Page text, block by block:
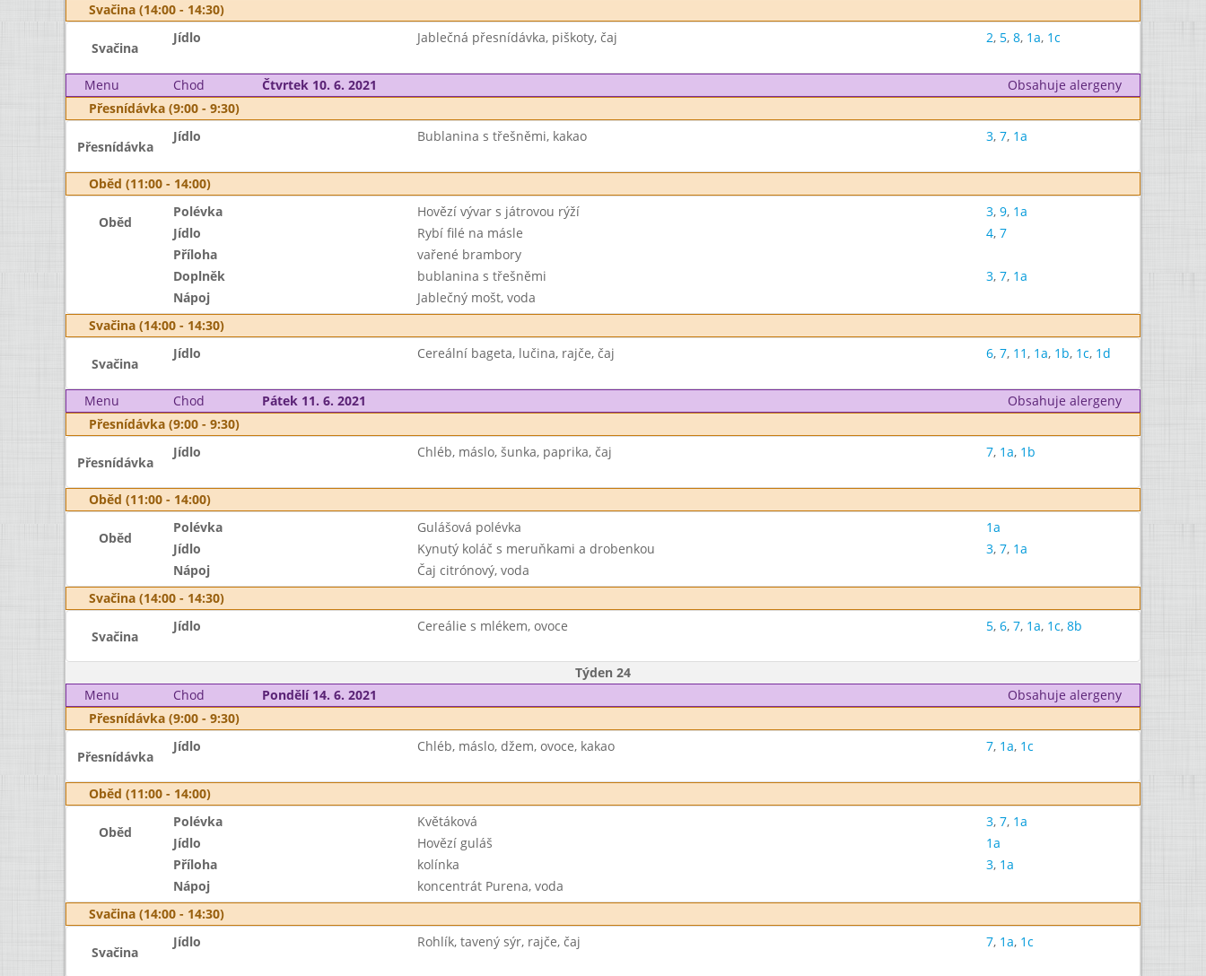
Svačina (14:00 - 14:30)
Svačina
Jídlo Jablečná přesnídávka, piškoty, čaj 2, 5, 8, 1a, 1c
Menu Chod Čtvrtek 10. 6. 2021
Obsahuje alergeny
Přesnídávka (9:00 - 9:30)
Přesnídávka
Jídlo Bublanina s třešněmi, kakao 3, 7, 1a
Oběd (11:00 - 14:00)
Oběd
Polévka Hovězí vývar s játrovou rýží 3, 9, 1a
Jídlo
Rybí filé na másle 4, 7
Příloha
vařené brambory
Doplněk
bublanina s třešněmi 3, 7, 1a
Nápoj
Jablečný mošt, voda
Svačina (14:00 - 14:30)
Svačina
Jídlo Cereální bageta, lučina, rajče, čaj 6, 7, 11, 1a, 1b, 1c, 1d
Menu Chod Pátek 11. 6. 2021
Obsahuje alergeny
Přesnídávka (9:00 - 9:30)
Přesnídávka
Jídlo Chléb, máslo, šunka, paprika, čaj 7, 1a, 1b
Oběd (11:00 - 14:00)
Oběd
Polévka Gulášová polévka
1a
Jídlo
Kynutý koláč s meruňkami a drobenkou 3, 7, 1a
Nápoj
Čaj citrónový, voda
Svačina (14:00 - 14:30)
Svačina
Jídlo Cereálie s mlékem, ovoce 5, 6, 7, 1a, 1c, 8b
Týden 24
Menu
Chod Pondělí 14. 6. 2021
Obsahuje alergeny
Přesnídávka (9:00 - 9:30)
Přesnídávka
Jídlo Chléb, máslo, džem, ovoce, kakao 7, 1a, 1c
Oběd (11:00 - 14:00)
Oběd
Polévka Květáková 3, 7, 1a
Jídlo
Hovězí guláš
1a
Příloha
kolínka 3, 1a
Nápoj
koncentrát Purena, voda
Svačina (14:00 - 14:30)
Svačina
Jídlo Rohlík, tavený sýr, rajče, čaj 7, 1a, 1c